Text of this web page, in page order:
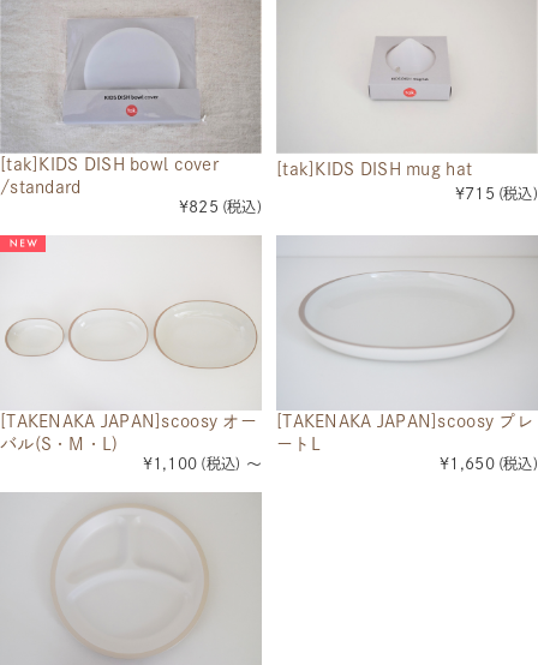
[tak]KIDS DISH bowl cover
/standard
¥825 (税込)
[tak]KIDS DISH mug hat
¥715 (税込)
[TAKENAKA JAPAN]scoosy オー
バル(S・M・L)
¥1,100 (税込) ～
[TAKENAKA JAPAN]scoosy プレ
ートL
¥1,650 (税込)